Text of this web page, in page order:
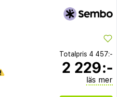
Totalpris 4 457:-
2 229:-
läs mer